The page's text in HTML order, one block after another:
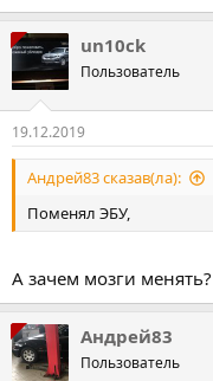
un10ck
Пользователь
19.12.2019
Андрей83 сказав(ла):
Поменял ЭБУ,
А зачем мозги менять?
Андрей83
Пользователь